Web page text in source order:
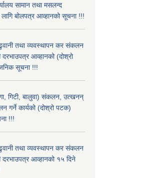
सामान तथा मसलन्द
लागि बोलपत्र आव्हानको सूचना !!!
तथा व्यवस्थापन कर संकलन
दरभाउपत्र आव्हानको (दोश्रो
सूचना !!!
गिटी, बालुवा) संकलन, उत्खनन्
गर्ने कार्यको (दोश्रो पटक)
!!!
तथा व्यवस्थापन कर संकलन
दरभाउपत्र आव्हानको १५ दिने